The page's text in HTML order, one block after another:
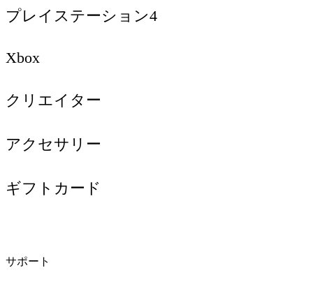
プレイステーション4
Xbox
クリエイター
アクセサリー
ギフトカード
サポート